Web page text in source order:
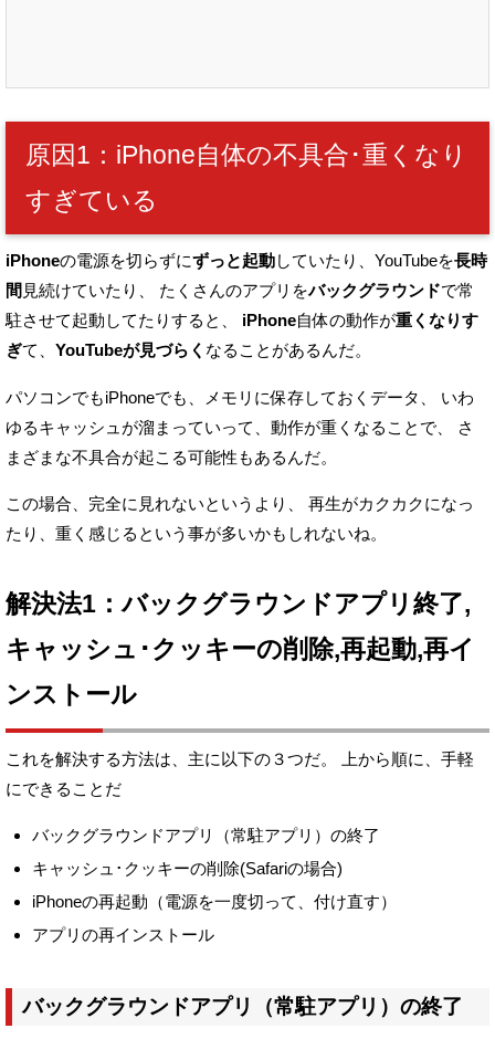
原因1：iPhone自体の不具合･重くなり
すぎている
iPhoneの電源を切らずにずっと起動していたり、 YouTubeを長時
間 見続けていたり、 たくさんのアプリをバックグラウンドで常
駐させて起動してたりすると、
iPhone自体の動作が重くなりす
ぎて、 YouTubeが見づらく なることがあるんだ。
パソコンでもiPhoneでも、メモリに保存しておくデータ、
いわ
ゆるキャッシュが溜まっていって、動作が重くなることで、
さ
まざまな不具合が起こる可能性もあるんだ。
この場合、完全に見れないというより、
再生がカクカクになっ
たり、重く感じるという事が多いかもしれないね。
解決法1：バックグラウンドアプリ終了,
キャッシュ･クッキーの削除,再起動,再イ
ンストール
これを解決する方法は、主に以下の３つだ。
上から順に、手軽
にできることだ
バックグラウンドアプリ（常駐アプリ）の終了
キャッシュ･クッキーの削除(Safariの場合)
iPhoneの再起動（電源を一度切って、付け直す）
アプリの再インストール
バックグラウンドアプリ（常駐アプリ）の終了